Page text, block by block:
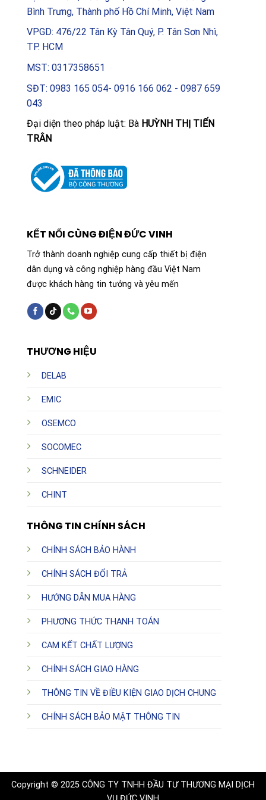
Bình Trưng, Thành phố Hồ Chí Minh, Việt Nam
VPGD: 476/22 Tân Kỳ Tân Quý, P. Tân Sơn Nhì,
TP. HCM
MST: 0317358651
SĐT: 0983 165 054- 0916 166 062 - 0987 659
043
Đại diện theo pháp luật: Bà HUỲNH THỊ TIẾN
TRÂN
THƯƠNG HIỆU
DELAB
EMIC
OSEMCO
SOCOMEC
SCHNEIDER
CHINT
THÔNG TIN CHÍNH SÁCH
CHÍNH SÁCH BẢO HÀNH
CHÍNH SÁCH ĐỔI TRẢ
HƯỚNG DẪN MUA HÀNG
PHƯƠNG THỨC THANH TOÁN
CAM KẾT CHẤT LƯỢNG
CHÍNH SÁCH GIAO HÀNG
THÔNG TIN VỀ ĐIỀU KIỆN GIAO DỊCH CHUNG
CHÍNH SÁCH BẢO MẬT THÔNG TIN
KẾT NỐI CÙNG ĐIỆN ĐỨC VINH
Trở thành doanh nghiệp cung cấp thiết bị điện
dân dụng và công nghiệp hàng đầu Việt Nam
được khách hàng tin tưởng và yêu mến
Copyright © 2025 CÔNG TY TNHH ĐẦU TƯ THƯƠNG MẠI DỊCH